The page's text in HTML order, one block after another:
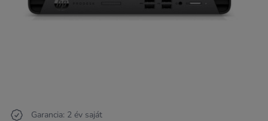
Garancia: 2 év saját